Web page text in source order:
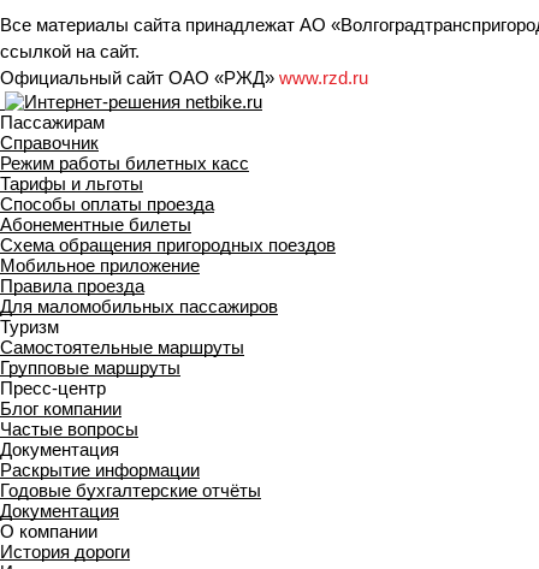
Все материалы сайта принадлежат АО
ссылкой на сайт.
Официальный сайт ОАО «РЖД» www.rzd.ru
Пассажирам
Справочник
Режим работы билетных касс
Тарифы и льготы
Способы оплаты проезда
Абонементные билеты
Схема обращения пригородных поездов
Мобильное приложение
Правила проезда
Для маломобильных пассажиров
Туризм
Самостоятельные маршруты
Групповые маршруты
Пресс-центр
Блог компании
Частые вопросы
Документация
Раскрытие информации
Годовые бухгалтерские отчёты
Документация
О компании
История дороги